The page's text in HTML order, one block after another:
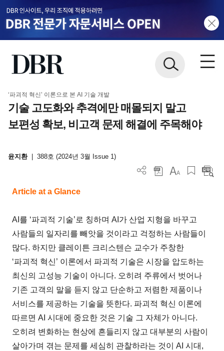
‘파괴적 혁신’ 이론으로 본 AI 기술 개발
기술 고도화와 추격에만 매몰되지 말고
보편성 확보, 비고객 문제 해결에 주목해야
윤지환 388호 (2024년 3월 Issue 1)
Article at a Glance
AI를 ‘파괴적 기술’로 칭하며 AI가 산업 지형을 바꾸고
사람들의 일자리를 빼앗을 것이라고 걱정하는 사람들이
많다. 하지만 클레이튼 크리스텐슨 교수가 주창한
‘파괴적 혁신’ 이론에서 파괴적 기술은 시장을 압도하는
최신의 고성능 기술이 아니다. 오히려 주류에서 벗어나
기존 고객의 말을 듣지 않고 단순하고 저렴한 제품이나
서비스를 제공하는 기술을 뜻한다. 파괴적 혁신 이론에
따르면 AI 시대에 중요한 것은 기술 그 자체가 아니다.
오히려 변화하는 현상에 흔들리지 않고 대부분의 사람이
살아가며 겪는 문제를 세심히 관찰하라는 것이 AI 시대,